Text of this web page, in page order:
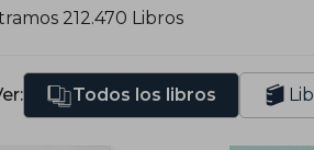
212.470 Libros
Todos los libros